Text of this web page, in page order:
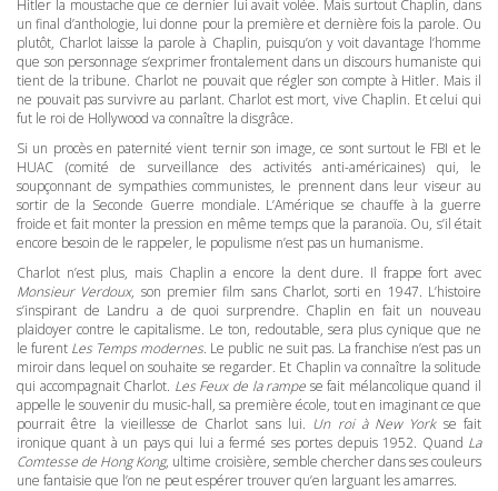
Hitler la moustache que ce dernier lui avait volée. Mais surtout Chaplin, dans
un final d’anthologie, lui donne pour la première et dernière fois la parole. Ou
plutôt, Charlot laisse la parole à Chaplin, puisqu’on y voit davantage l’homme
que son personnage s’exprimer frontalement dans un discours humaniste qui
tient de la tribune. Charlot ne pouvait que régler son compte à Hitler. Mais il
ne pouvait pas survivre au parlant. Charlot est mort, vive Chaplin. Et celui qui
fut le roi de Hollywood va connaître la disgrâce.
Si un procès en paternité vient ternir son image, ce sont surtout le FBI et le
HUAC (comité de surveillance des activités anti-américaines) qui, le
soupçonnant de sympathies communistes, le prennent dans leur viseur au
sortir de la Seconde Guerre mondiale. L’Amérique se chauffe à la guerre
froide et fait monter la pression en même temps que la paranoïa. Ou, s’il était
encore besoin de le rappeler, le populisme n’est pas un humanisme.
Charlot n’est plus, mais Chaplin a encore la dent dure. Il frappe fort avec
Monsieur Verdoux, son premier film sans Charlot, sorti en 1947. L’histoire
s’inspirant de Landru a de quoi surprendre. Chaplin en fait un nouveau
plaidoyer contre le capitalisme. Le ton, redoutable, sera plus cynique que ne
le furent Les Temps modernes. Le public ne suit pas. La franchise n’est pas un
miroir dans lequel on souhaite se regarder. Et Chaplin va connaître la solitude
qui accompagnait Charlot. Les Feux de la rampe se fait mélancolique quand il
appelle le souvenir du music-hall, sa première école, tout en imaginant ce que
pourrait être la vieillesse de Charlot sans lui. Un roi à New Yorkse fait
ironique quant à un pays qui lui a fermé ses portes depuis 1952. Quand La
Comtesse de Hong Kong, ultime croisière, semble chercher dans ses couleurs
une fantaisie que l’on ne peut espérer trouver qu’en larguant les amarres.